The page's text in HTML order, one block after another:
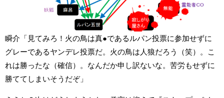
瞬介「見てみろ！火の鳥は真●であるルパン投票に参加せずに
グレーであるヤンデレ投票だ。火の鳥は人狼だろう（笑）。こ
れは勝ったな（確信）。なんだか申し訳ないな。苦労もせずに
勝ててしまいそうだぞ」